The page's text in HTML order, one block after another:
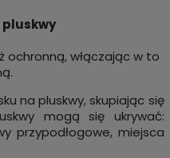
pluskwy
ochronną, włączając w to
na pluskwy, skupiając się
mogą się ukrywać:
przypodłogowe, miejsca